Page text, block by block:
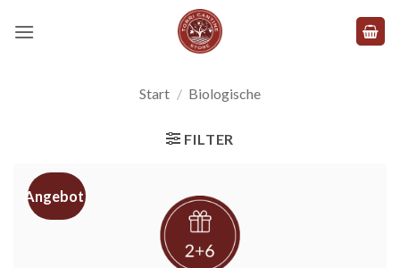
Inhalt
Start / Biologische
FILTER
Angebot!